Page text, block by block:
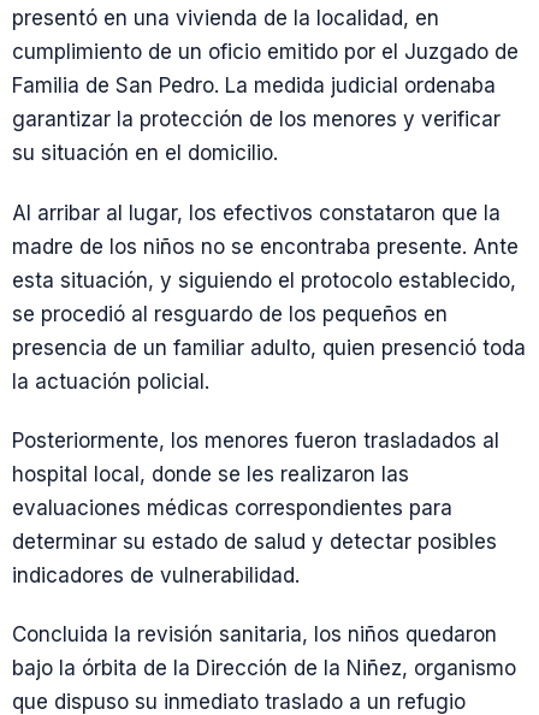
presentó en una vivienda de la localidad, en
cumplimiento de un oficio emitido por el Juzgado de
Familia de San Pedro. La medida judicial ordenaba
garantizar la protección de los menores y verificar
su situación en el domicilio.
Al arribar al lugar, los efectivos constataron que la
madre de los niños no se encontraba presente. Ante
esta situación, y siguiendo el protocolo establecido,
se procedió al resguardo de los pequeños en
presencia de un familiar adulto, quien presenció toda
la actuación policial.
Posteriormente, los menores fueron trasladados al
hospital local, donde se les realizaron las
evaluaciones médicas correspondientes para
determinar su estado de salud y detectar posibles
indicadores de vulnerabilidad.
Concluida la revisión sanitaria, los niños quedaron
bajo la órbita de la Dirección de la Niñez, organismo
que dispuso su inmediato traslado a un refugio